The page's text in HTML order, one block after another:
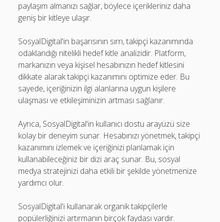
paylaşım almanızı sağlar, böylece içerikleriniz daha
geniş bir kitleye ulaşır.
SosyalDigital'in başarısının sırrı, takipçi kazanımında
odaklandığı nitelikli hedef kitle analizidir. Platform,
markanızın veya kişisel hesabınızın hedef kitlesini
dikkate alarak takipçi kazanımını optimize eder. Bu
sayede, içeriğinizin ilgi alanlarına uygun kişilere
ulaşması ve etkileşiminizin artması sağlanır.
Ayrıca, SosyalDigital'in kullanıcı dostu arayüzü size
kolay bir deneyim sunar. Hesabınızı yönetmek, takipçi
kazanımını izlemek ve içeriğinizi planlamak için
kullanabileceğiniz bir dizi araç sunar. Bu, sosyal
medya stratejinizi daha etkili bir şekilde yönetmenize
yardımcı olur.
SosyalDigital'i kullanarak organik takipçilerle
popülerliğinizi artırmanın birçok faydası vardır.